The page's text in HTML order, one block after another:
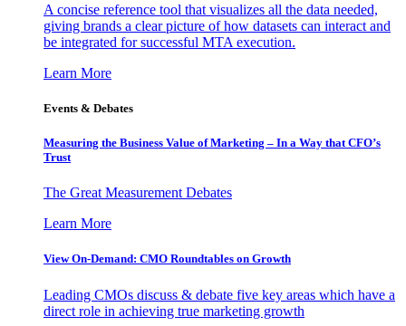
A concise reference tool that visualizes all the data needed,
giving brands a clear picture of how datasets can interact and
be integrated for successful MTA execution.
Learn More
Events & Debates
Measuring the Business Value of Marketing – In a Way that CFO’s
Trust
The Great Measurement Debates
Learn More
View On-Demand: CMO Roundtables on Growth
Leading CMOs discuss & debate five key areas which have a
direct role in achieving true marketing growth